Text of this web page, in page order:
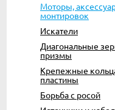
Моторы,
монтировок
Искатели
Диагональные
призмы
Крепежные
пластины
Борьба с росой